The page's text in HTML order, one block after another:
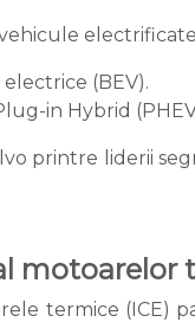
(BEV).
in Hybrid
printre liderii
motoarelor
termice (ICE)